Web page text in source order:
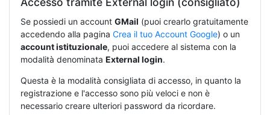
Se possiedi un account GMail (puoi crearlo gratuitamente
accedendo alla pagina Crea il tuo Account Google) o un
account istituzionale, puoi accedere al sistema con la
modalità denominata External login.
Questa è la modalità consigliata di accesso, in quanto la
registrazione e l'accesso sono più veloci e non è
necessario creare ulteriori password da ricordare.